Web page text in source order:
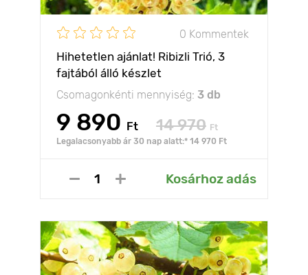
0 Kommentek
Hihetetlen ajánlat! Ribizli Trió, 3
fajtából álló készlet
Csomagonkénti mennyiség: 3 db
9 890 Ft 14 970 Ft
Legalacsonyabb ár 30 nap alatt:* 14 970 Ft
Kosárhoz adás